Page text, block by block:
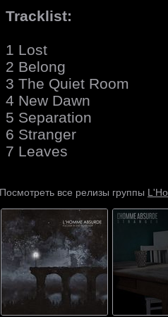
Tracklist:
1 Lost
2 Belong
3 The Quiet Room
4 New Dawn
5 Separation
6 Stranger
7 Leaves
Посмотреть все релизы группы